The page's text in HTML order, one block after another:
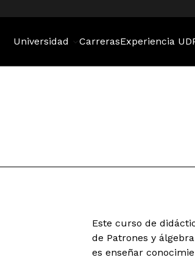
Universidad CarrerasExperiencia
Este curso de
de Patrones y
es enseñar